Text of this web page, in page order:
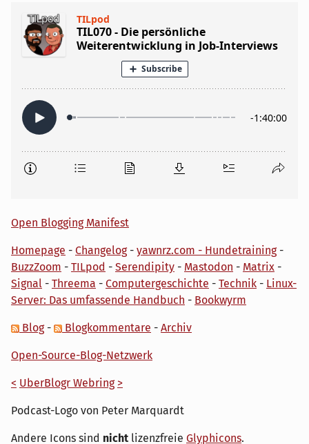
Open Blogging Manifest
Homepage - Changelog- yawnrz.com - Hundetraining-
BuzzZoom - TILpod - Serendipity - Mastodon - Matrix -
Signal - Threema - Computergeschichte - Technik - Linux-
Server: Das umfassende Handbuch - Bookwyrm
Blog- Blogkommentare - Archiv
Open-Source-Blog-Netzwerk
< UberBlogr Webring >
Podcast-Logo von Peter Marquardt
Andere Icons sind nicht lizenzfreie Glyphicons.